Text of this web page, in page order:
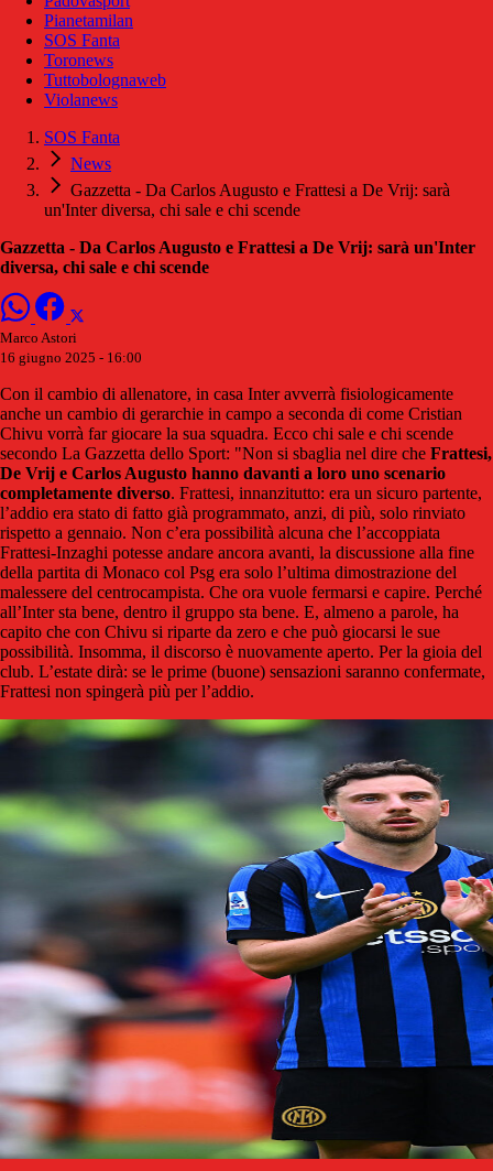
Pianetamilan
SOS Fanta
Toronews
Tuttobolognaweb
Violanews
SOS Fanta
News
Gazzetta - Da Carlos Augusto e Frattesi a De Vrij: sarà
un'Inter diversa, chi sale e chi scende
Gazzetta - Da Carlos Augusto e Frattesi a De Vrij: sarà un'Inter
diversa, chi sale e chi scende
Marco Astori
16 giugno 2025 - 16:00
Con il cambio di allenatore, in casa Inter avverrà fisiologicamente
anche un cambio di gerarchie in campo a seconda di come Cristian
Chivu vorrà far giocare la sua squadra. Ecco chi sale e chi scende
secondo La Gazzetta dello Sport: "Non si sbaglia nel dire che Frattesi,
De Vrij e Carlos Augusto hanno davanti a loro uno scenario
completamente diverso. Frattesi, innanzitutto: era un sicuro partente,
l’addio era stato di fatto già programmato, anzi, di più, solo rinviato
rispetto a gennaio. Non c’era possibilità alcuna che l’accoppiata
Frattesi-Inzaghi potesse andare ancora avanti, la discussione alla fine
della partita di Monaco col Psg era solo l’ultima dimostrazione del
malessere del centrocampista. Che ora vuole fermarsi e capire. Perché
all’Inter sta bene, dentro il gruppo sta bene. E, almeno a parole, ha
capito che con Chivu si riparte da zero e che può giocarsi le sue
possibilità. Insomma, il discorso è nuovamente aperto. Per la gioia del
club. L’estate dirà: se le prime (buone) sensazioni saranno confermate,
Frattesi non spingerà più per l’addio.